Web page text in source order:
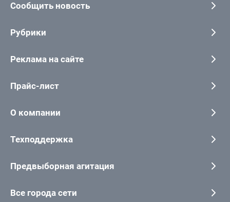
Сообщить новость
Рубрики
Реклама на сайте
Прайс-лист
О компании
Техподдержка
Предвыборная агитация
Все города сети